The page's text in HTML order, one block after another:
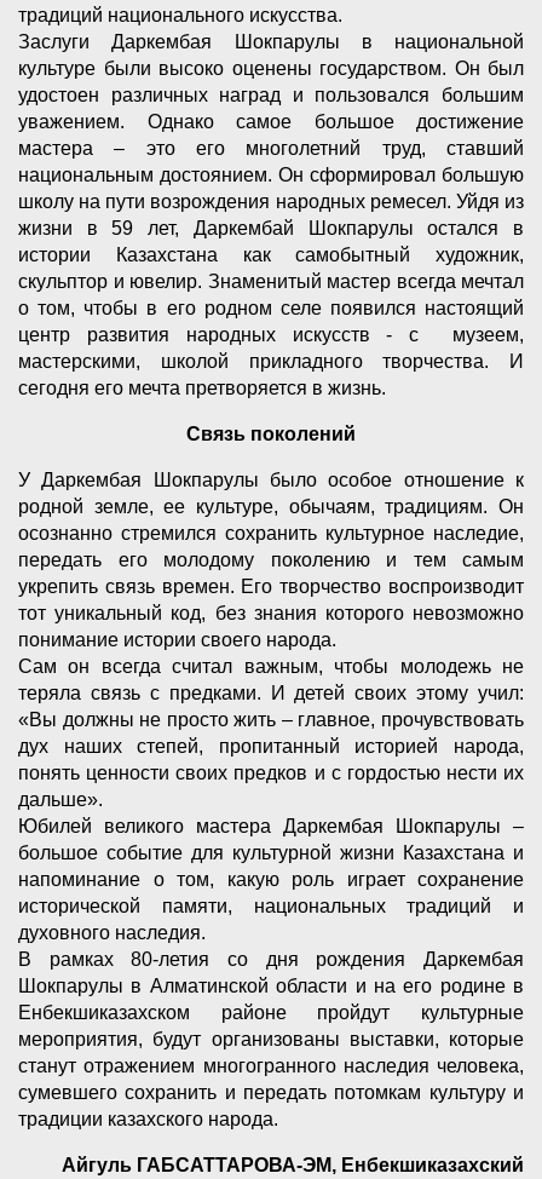
традиций национального искусства.
Заслуги Даркембая Шокпарулы в национальной
культуре были высоко оценены государством. Он был
удостоен различных наград и пользовался большим
уважением. Однако самое большое достижение
мастера – это его многолетний труд, ставший
национальным достоянием. Он сформировал большую
школу на пути возрождения народных ремесел. Уйдя из
жизни в 59 лет, Даркембай Шокпарулы остался в
истории Казахстана как самобытный художник,
скульптор и ювелир. Знаменитый мастер всегда мечтал
о том, чтобы в его родном селе появился настоящий
центр развития народных искусств - с музеем,
мастерскими, школой прикладного творчества. И
сегодня его мечта претворяется в жизнь.
Связь поколений
У Даркембая Шокпарулы было особое отношение к
родной земле, ее культуре, обычаям, традициям. Он
осознанно стремился сохранить культурное наследие,
передать его молодому поколению и тем самым
укрепить связь времен. Его творчество воспроизводит
тот уникальный код, без знания которого невозможно
понимание истории своего народа.
Сам он всегда считал важным, чтобы молодежь не
теряла связь с предками. И детей своих этому учил:
«Вы должны не просто жить – главное, прочувствовать
дух наших степей, пропитанный историей народа,
понять ценности своих предков и с гордостью нести их
дальше».
Юбилей великого мастера Даркембая Шокпарулы –
большое событие для культурной жизни Казахстана и
напоминание о том, какую роль играет сохранение
исторической памяти, национальных традиций и
духовного наследия.
В рамках 80-летия со дня рождения Даркембая
Шокпарулы в Алматинской области и на его родине в
Енбекшиказахском районе пройдут культурные
мероприятия, будут организованы выставки, которые
станут отражением многогранного наследия человека,
сумевшего сохранить и передать потомкам культуру и
традиции казахского народа.
Айгуль ГАБСАТТАРОВА-ЭМ, Енбекшиказахский